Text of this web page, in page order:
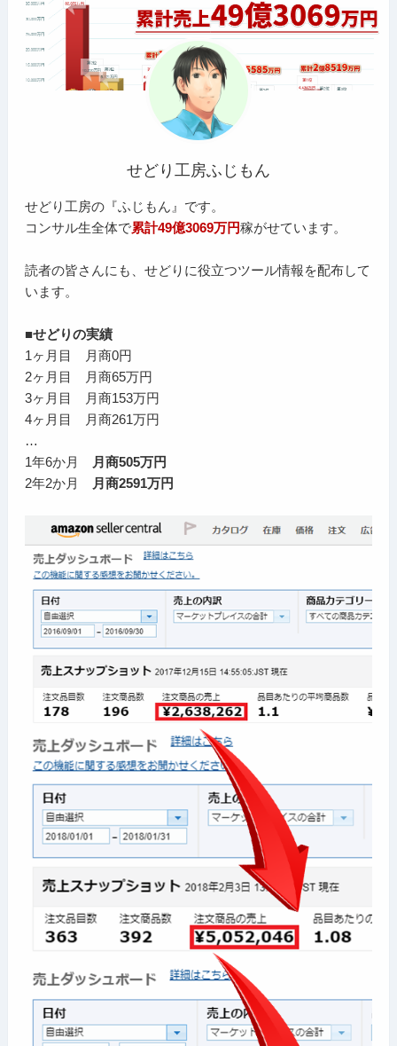
せどり工房ふじもん
せどり工房の『ふじもん』です。
コンサル生全体で累計49億3069万円稼がせています。
読者の皆さんにも、せどりに役立つツール情報を配布して
います。
■せどりの実績
1ヶ月目 月商0円
2ヶ月目 月商65万円
3ヶ月目 月商153万円
4ヶ月目 月商261万円
…
1年6か月
月商505万円
2年2か月
月商2591万円